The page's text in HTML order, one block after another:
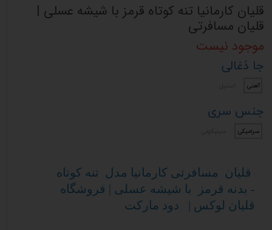
قلیان کارمانیا تنه کوتاه قرمز با شیشه عسلی |
قلیان مسافرتی
موجود نیست
جا ذغالی
آهنی
جنس سری
سرامیکی
قلیان مسافرتی کارمانیا مدل تنه کوتاه
- بدنه قرمز با شیشه عسلی | فروشگاه
قلیان لوکس | دود مارکت